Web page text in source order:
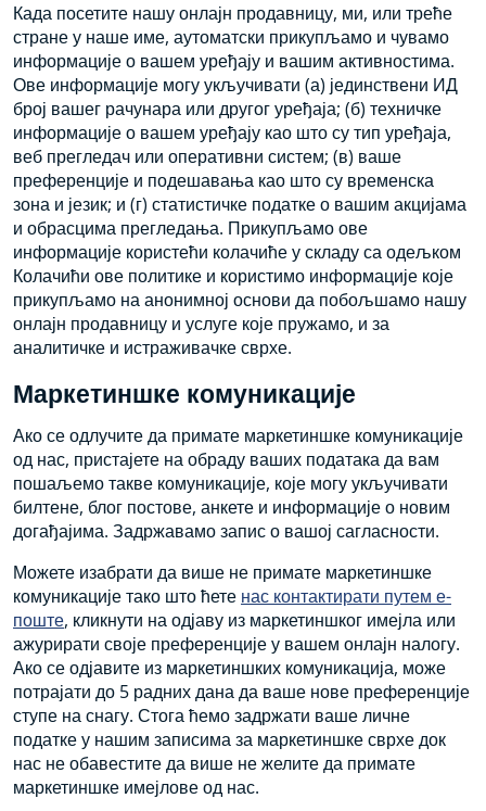
Када посетите нашу онлајн продавницу, ми, или треће
стране у наше име, аутоматски прикупљамо и чувамо
информације о вашем уређају и вашим активностима.
Ове информације могу укључивати (а) јединствени ИД
број вашег рачунара или другог уређаја; (б) техничке
информације о вашем уређају као што су тип уређаја,
веб прегледач или оперативни систем; (в) ваше
преференције и подешавања као што су временска
зона и језик; и (г) статистичке податке о вашим акцијама
и обрасцима прегледања. Прикупљамо ове
информације користећи колачиће у складу са одељком
Колачићи ове политике и користимо информације које
прикупљамо на анонимној основи да побољшамо нашу
онлајн продавницу и услуге које пружамо, и за
аналитичке и истраживачке сврхе.
Маркетиншке комуникације
Ако се одлучите да примате маркетиншке комуникације
од нас, пристајете на обраду ваших података да вам
пошаљемо такве комуникације, које могу укључивати
билтене, блог постове, анкете и информације о новим
догађајима. Задржавамо запис о вашој сагласности.
Можете изабрати да више не примате маркетиншке
комуникације тако што ћете нас контактирати путем е-
поште, кликнути на одјаву из маркетиншког имејла или
ажурирати своје преференције у вашем онлајн налогу.
Ако се одјавите из маркетиншких комуникација, може
потрајати до 5 радних дана да ваше нове преференције
ступе на снагу. Стога ћемо задржати ваше личне
податке у нашим записима за маркетиншке сврхе док
нас не обавестите да више не желите да примате
маркетиншке имејлове од нас.